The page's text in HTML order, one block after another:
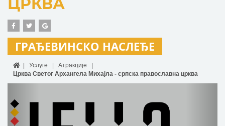
ЦРКВА
ГРАЂЕВИНСКО НАСЛЕЂЕ
Услуге
Атракције
Црква Светог Архангела Михајла - српска православна црква